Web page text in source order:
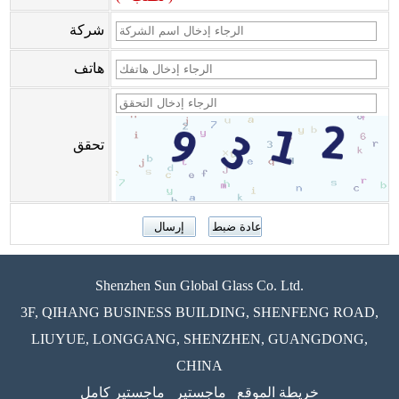
شركة
هاتف
تحقق
Shenzhen Sun Global Glass Co. Ltd.
3F, QIHANG BUSINESS BUILDING, SHENFENG ROAD,
LIUYUE, LONGGANG, SHENZHEN, GUANGDONG,
CHINA
خريطة الموقع
ماجستير ماجستير كامل